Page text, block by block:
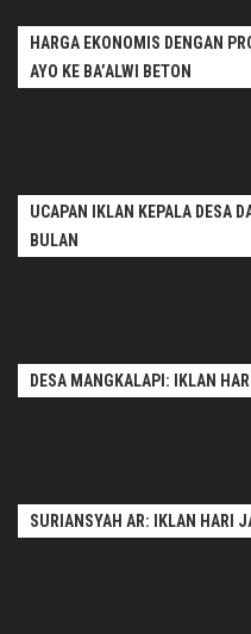
HARGA EKONOMIS DENGAN
AYO KE BA’ALWI BETON
UCAPAN IKLAN KEPALA DESA
BULAN
DESA MANGKALAPI: IKLAN
SURIANSYAH AR: IKLAN HARI